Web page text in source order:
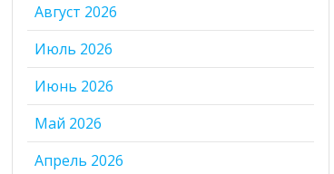
Август 2026
Июль 2026
Июнь 2026
Май 2026
Апрель 2026